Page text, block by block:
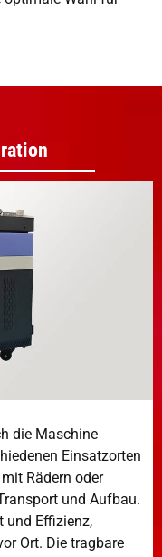
die Maschine
Einsatzorten
Rädern oder
und Aufbau.
und Effizienz,
Ort. Die tragbare